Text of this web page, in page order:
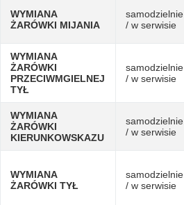
WYMIANA
ŻARÓWKI MIJANIA
samodzielnie
/ w serwisie
WYMIANA
ŻARÓWKI
PRZECIWMGIELNEJ
TYŁ
samodzielnie
/ w serwisie
WYMIANA
ŻARÓWKI
KIERUNKOWSKAZU
samodzielnie
/ w serwisie
WYMIANA
ŻARÓWKI TYŁ
samodzielnie
/ w serwisie